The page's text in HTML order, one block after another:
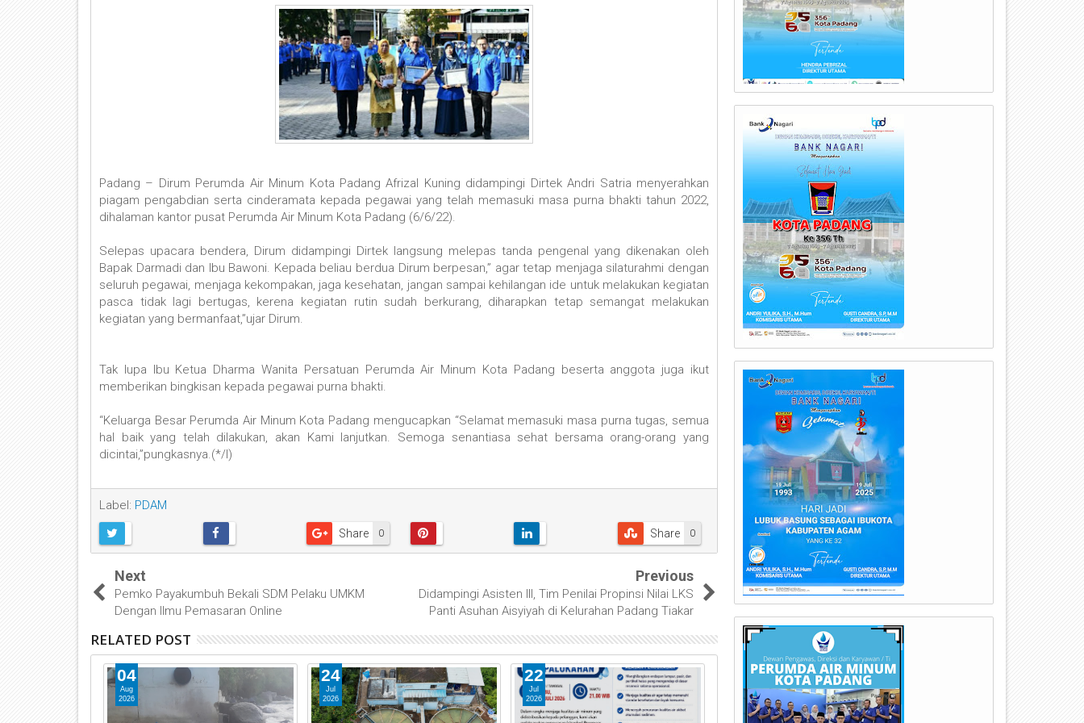
Padang – Dirum Perumda Air Minum Kota Padang Afrizal Kuning didampingi Dirtek Andri Satria menyerahkan
piagam pengabdian serta cinderamata kepada pegawai yang telah memasuki masa purna bhakti tahun 2022,
dihalaman kantor pusat Perumda Air Minum Kota Padang (6/6/22).
Selepas upacara bendera, Dirum didampingi Dirtek langsung melepas tanda pengenal yang dikenakan oleh
Bapak Darmadi dan Ibu Bawoni. Kepada beliau berdua Dirum berpesan,” agar tetap menjaga silaturahmi dengan
seluruh pegawai, menjaga kekompakan, jaga kesehatan, jangan sampai kehilangan ide untuk melakukan kegiatan
pasca tidak lagi bertugas, kerena kegiatan rutin sudah berkurang, diharapkan tetap semangat melakukan
kegiatan yang bermanfaat,”ujar Dirum.
Tak lupa Ibu Ketua Dharma Wanita Persatuan Perumda Air Minum Kota Padang beserta anggota juga ikut
memberikan bingkisan kepada pegawai purna bhakti.
“Keluarga Besar Perumda Air Minum Kota Padang mengucapkan “Selamat memasuki masa purna tugas, semua
hal baik yang telah dilakukan, akan Kami lanjutkan. Semoga senantiasa sehat bersama orang-orang yang
dicintai,”pungkasnya.(*/I)
Label: PDAM
0
Share 0
Share
Next
Pemko Payakumbuh Bekali SDM Pelaku UMKM
Dengan Ilmu Pemasaran Online
Previous
Didampingi Asisten III, Tim Penilai Propinsi Nilai LKS
Panti Asuhan Aisyiyah di Kelurahan Padang Tiakar
RELATED POST
04
Aug
2026
24
Jul
2026
22
Jul
2026
2026